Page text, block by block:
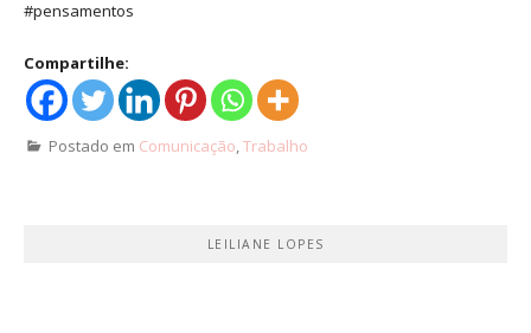
#pensamentos
Compartilhe:
Postado em Comunicação Trabalho
LEILIANE LOPES